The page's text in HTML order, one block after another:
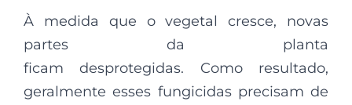
À medida que o vegetal cresce, novas
partes da planta
ficam desprotegidas. Como resultado,
geralmente esses fungicidas precisam de